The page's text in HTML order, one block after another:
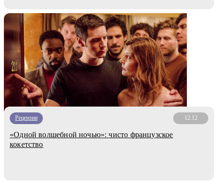
Рецензии 12.12
«Одной волшебной ночью»: чисто французское
кокетство